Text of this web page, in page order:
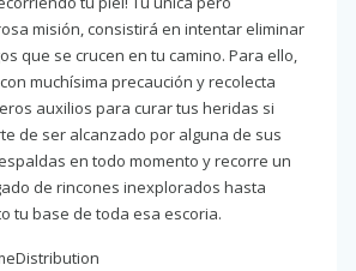
misión, consistirá en intentar eliminar
que se crucen en tu camino. Para ello,
muchísima precaución y recolecta
auxilios para curar tus heridas si
de ser alcanzado por alguna de sus
en todo momento y recorre un
de rincones inexplorados hasta
tu base de toda esa escoria.